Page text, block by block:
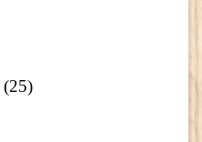
(25)